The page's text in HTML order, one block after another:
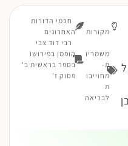
מקורות
משמריו
ת-
מחוייבו
ת
לבריאה
חכמי הדורות
האחרונים
רבי דוד צבי
הופמן בפירושו
בספר בראשית ב'
פסוק ז'